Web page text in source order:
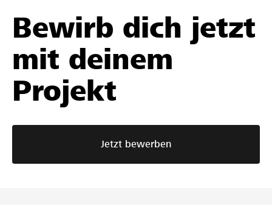
Bewirb dich jetzt
mit deinem
Projekt
Jetzt bewerben